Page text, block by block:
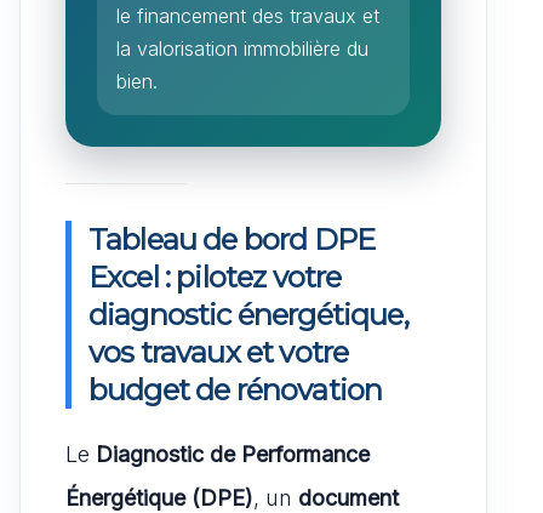
le financement des travaux et
la valorisation immobilière du
bien.
Tableau de bord DPE
Excel : pilotez votre
diagnostic énergétique,
vos travaux et votre
budget de rénovation
Le Diagnostic de Performance
Énergétique (DPE), un document